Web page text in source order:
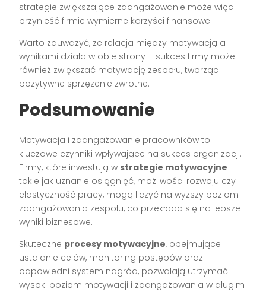
strategie zwiększające zaangażowanie może więc
przynieść firmie wymierne korzyści finansowe.
Warto zauważyć, że relacja między motywacją a
wynikami działa w obie strony – sukces firmy może
również zwiększać motywację zespołu, tworząc
pozytywne sprzężenie zwrotne.
Podsumowanie
Motywacja i zaangażowanie pracowników to
kluczowe czynniki wpływające na sukces organizacji.
Firmy, które inwestują w strategie motywacyjne
takie jak uznanie osiągnięć, możliwości rozwoju czy
elastyczność pracy, mogą liczyć na wyższy poziom
zaangażowania zespołu, co przekłada się na lepsze
wyniki biznesowe.
Skuteczne procesy motywacyjne, obejmujące
ustalanie celów, monitoring postępów oraz
odpowiedni system nagród, pozwalają utrzymać
wysoki poziom motywacji i zaangażowania w długim